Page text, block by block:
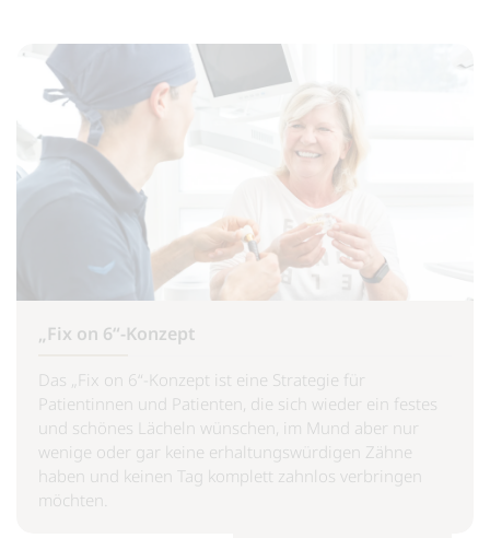
„Fix on 6“-Konzept
Das „Fix on 6“-Konzept ist eine Strategie für
Patientinnen und Patienten, die sich wieder ein festes
und schönes Lächeln wünschen, im Mund aber nur
wenige oder gar keine erhaltungswürdigen Zähne
haben und keinen Tag komplett zahnlos verbringen
möchten.